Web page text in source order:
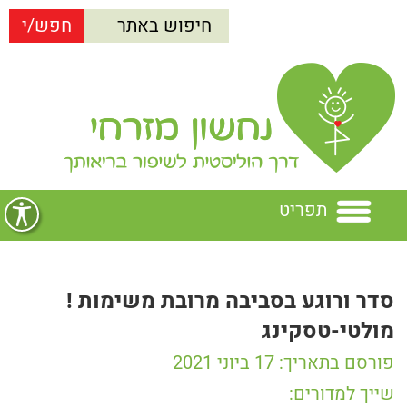
תפריט
נחשון מזרחי
נחשון מזרחיהרצאות
סדר ורוגע בסביבה מרובת משימות !
מולטי-טסקינג
פורסם בתאריך: 17 ביוני 2021
שייך למדורים: